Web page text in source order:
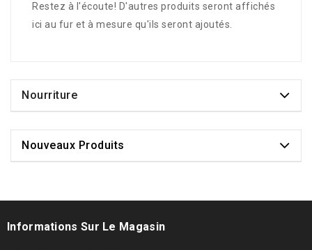
Restez à l'écoute! D'autres produits seront affichés
ici au fur et à mesure qu'ils seront ajoutés.
Nourriture
Nouveaux Produits
Informations Sur Le Magasin